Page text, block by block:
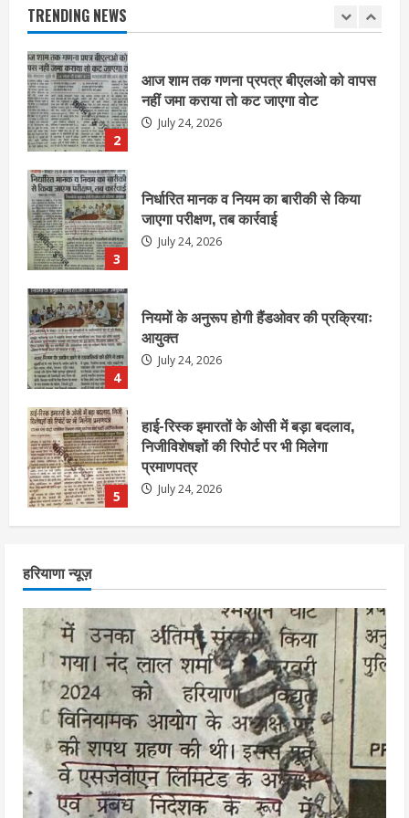
TRENDING NEWS
2
3
निर्धारित मानक व नियम का बारीकी से किया
जाएगा परीक्षण, तब कार्रवाई
July 24, 2026
4
नियमों के अनुरूप होगी हैंडओवर की प्रक्रियाः
आयुक्त
July 24, 2026
5
हाई-रिस्क इमारतों के ओसी में बड़ा बदलाव,
निजीविशेषज्ञों की रिपोर्ट पर भी मिलेगा
प्रमाणपत्र
July 24, 2026
1
एचईआरसी के अध्यक्ष नंद लाल का निधन
July 24, 2026
3
निर्धारित मानक व नियम का बारीकी से किया
जाएगा परीक्षण, तब कार्रवाई
July 24, 2026
नियमों के अनुरूप होगी हैंडओवर की प्रक्रियाः
आयुक्त
हरियाणा न्यूज़